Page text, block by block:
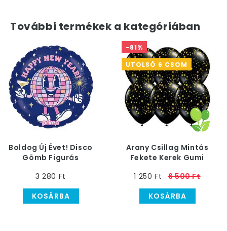
További termékek a kategóriában
Boldog Új Évet! Disco
Gömb Figurás
cm
3 280 Ft
KOSÁRBA
-81%
UTOLSÓ 6 CSOM
Arany Csillag Mintás
Fekete Kerek Gumi
cm
1 250 Ft
6 500 Ft
KOSÁRBA